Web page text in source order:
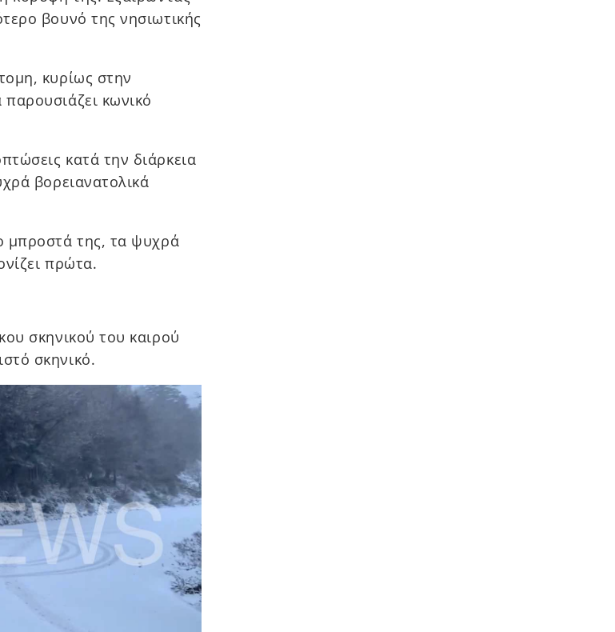
βουνό της νησιωτικής
κυρίως στην
κωνικό
κατά την διάρκεια
βορειανατολικά
μπροστά της, τα ψυχρά
πρώτα.
σκηνικού του καιρού
σκηνικό.